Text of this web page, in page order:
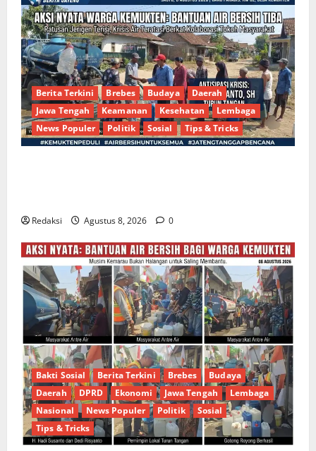
Berita Terkini Brebes Budaya
Daerah
Jawa Tengah
Keamanan Kesehatan
Lembaga
News Populer
Politik Sosial Tips & Tricks
Redaksi Agustus 8, 2026 0
Bakti Sosial Berita Terkini Brebes
Budaya
Daerah
DPRD Ekonomi Jawa Tengah
Lembaga
Nasional
News Populer Politik
Sosial
Tips & Tricks